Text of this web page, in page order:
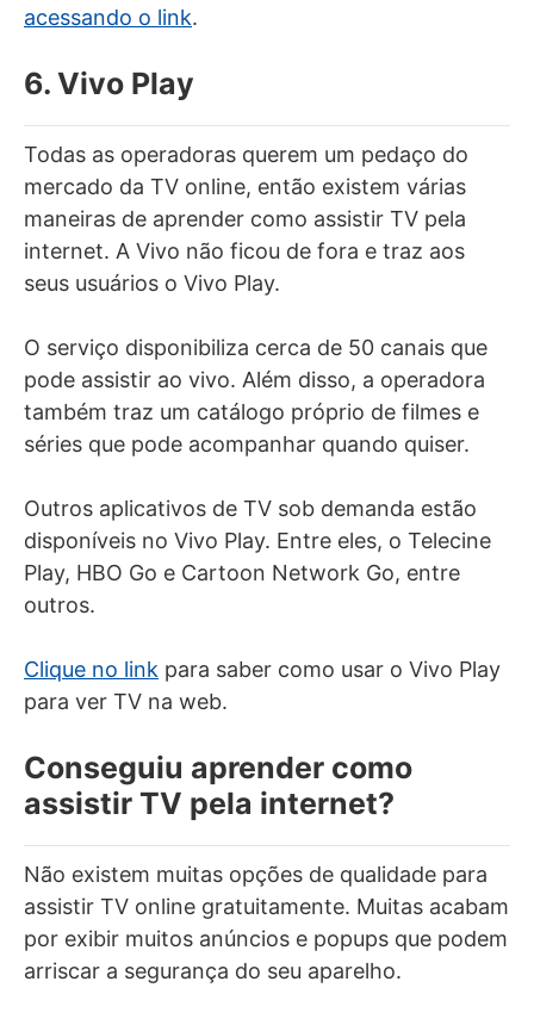
acessando o link.
6. Vivo Play
Todas as operadoras querem um pedaço do
mercado da TV online, então existem várias
maneiras de aprender como assistir TV pela
internet. A Vivo não ficou de fora e traz aos
seus usuários o Vivo Play.
O serviço disponibiliza cerca de 50 canais que
pode assistir ao vivo. Além disso, a operadora
também traz um catálogo próprio de filmes e
séries que pode acompanhar quando quiser.
Outros aplicativos de TV sob demanda estão
disponíveis no Vivo Play. Entre eles, o Telecine
Play, HBO Go e Cartoon Network Go, entre
outros.
Clique no link para saber como usar o Vivo Play
para ver TV na web.
Conseguiu aprender como
assistir TV pela internet?
Não existem muitas opções de qualidade para
assistir TV online gratuitamente. Muitas acabam
por exibir muitos anúncios e popups que podem
arriscar a segurança do seu aparelho.